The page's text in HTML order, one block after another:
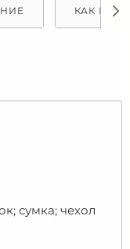
КАК
сумка; чехол